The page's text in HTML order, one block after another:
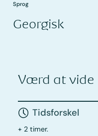
Sprog
Georgisk
Værd at vide
Tidsforskel
+ 2 timer.